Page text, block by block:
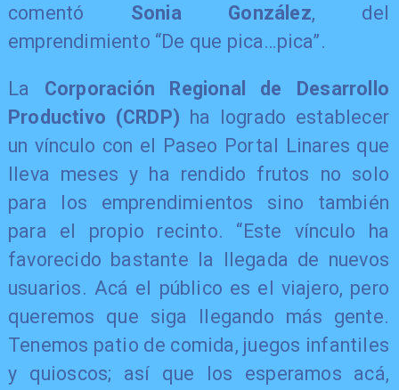
comentó Sonia González, del
emprendimiento “De que pica…pica”.
La Corporación Regional de Desarrollo
Productivo (CRDP) ha logrado establecer
un vínculo con el Paseo Portal Linares que
lleva meses y ha rendido frutos no solo
para los emprendimientos sino también
para el propio recinto. “Este vínculo ha
favorecido bastante la llegada de nuevos
usuarios. Acá el público es el viajero, pero
queremos que siga llegando más gente.
Tenemos patio de comida, juegos infantiles
y quioscos; así que los esperamos acá,